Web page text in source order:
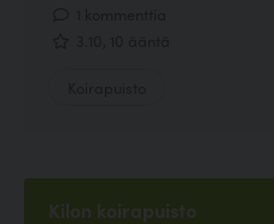
Kilon koirapuisto